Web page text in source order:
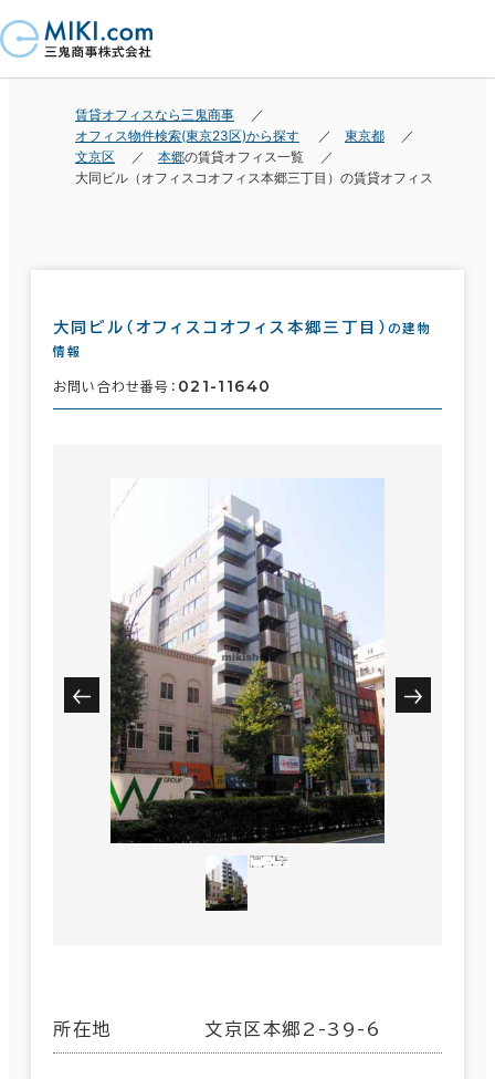
賃貸オフィスなら三鬼商事
オフィス物件検索(東京23区)から探す
東京都
文京区
本郷の賃貸オフィス一覧
大同ビル（オフィスコオフィス本郷三丁目）の賃貸オフィス
大同ビル（オフィスコオフィス本郷三丁目） の建物
情報
お問い合わせ番号： 021-11640
所在地 文京区本郷2-39-6